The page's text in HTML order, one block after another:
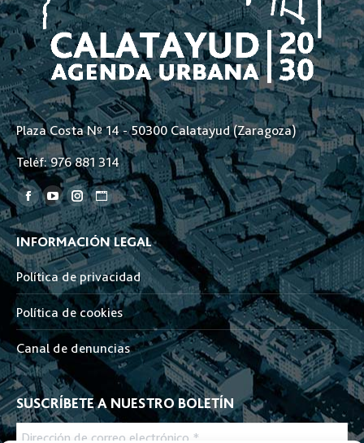
Plaza Costa Nº 14 - 50300 Calatayud (Zaragoza)
Teléf: 976 881 314
Encuéntranos en:
Facebook
page
opens
in
new
window
YouTube
page
opens
in
new
window
Instagram
page
opens
in
new
window
Sitio
web
page
opens
in
new
window
INFORMACIÓN LEGAL
Política de privacidad
Política de cookies
Canal de denuncias
SUSCRÍBETE A NUESTRO BOLETÍN
Dirección